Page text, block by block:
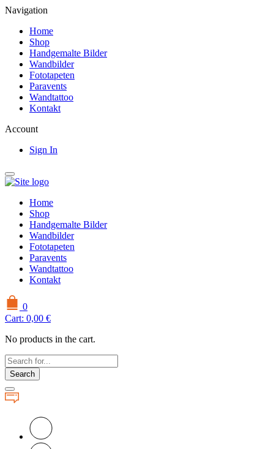
Navigation
Home
Shop
Handgemalte Bilder
Wandbilder
Fototapeten
Paravents
Wandtattoo
Kontakt
Account
Sign In
Home
Shop
Handgemalte Bilder
Wandbilder
Fototapeten
Paravents
Wandtattoo
Kontakt
0
Cart: 0,00 €
No products in the cart.
Search